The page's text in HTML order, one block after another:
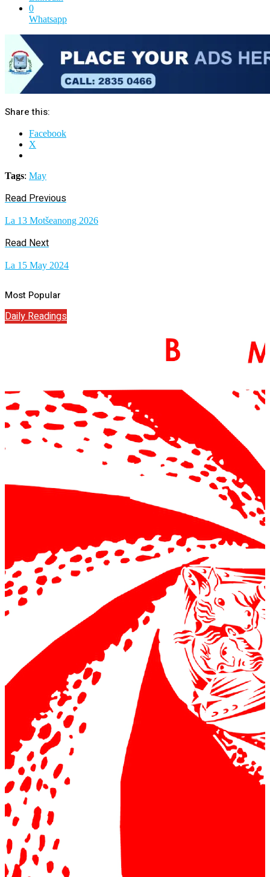
0
Whatsapp
Share this:
Facebook
X
Tags: May
Read Previous
La 13 Motšeanong 2026
Read Next
La 15 May 2024
Most Popular
Daily Readings